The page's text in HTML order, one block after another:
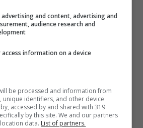
Canto Family”– che l’ha
teatrali. Ed anni fa, proprio
in uno spettacolo di
una telefonata che non
advertising and content, advertising and
audience research and
information on a device
be processed and information from
unique identifiers, and other device
accessed by and shared with 319
by this site. We and our partners
data. List of partners.